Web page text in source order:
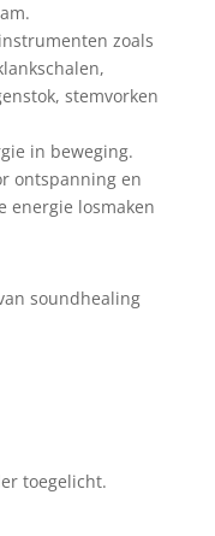
zoals
stemvorken
in beweging.
ontspanning en
energie losmaken
soundhealing
toegelicht.